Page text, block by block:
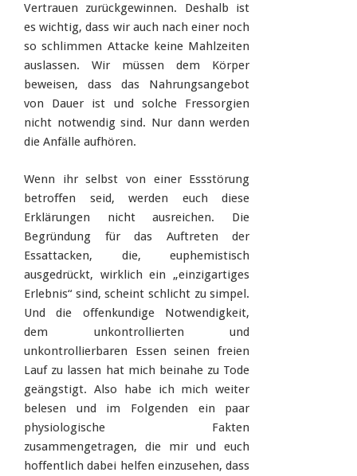
Vertrauen zurückgewinnen. Deshalb ist
es wichtig, dass wir auch nach einer noch
so schlimmen Attacke keine Mahlzeiten
auslassen. Wir müssen dem Körper
beweisen, dass das Nahrungsangebot
von Dauer ist und solche Fressorgien
nicht notwendig sind. Nur dann werden
die Anfälle aufhören.
Wenn ihr selbst von einer Essstörung
betroffen seid, werden euch diese
Erklärungen nicht ausreichen. Die
Begründung für das Auftreten der
Essattacken, die, euphemistisch
ausgedrückt, wirklich ein „einzigartiges
Erlebnis“ sind, scheint schlicht zu simpel.
Und die offenkundige Notwendigkeit,
dem unkontrollierten und
unkontrollierbaren Essen seinen freien
Lauf zu lassen hat mich beinahe zu Tode
geängstigt. Also habe ich mich weiter
belesen und im Folgenden ein paar
physiologische Fakten
zusammengetragen, die mir und euch
hoffentlich dabei helfen einzusehen, dass